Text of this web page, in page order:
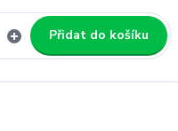
Přidat do košíku